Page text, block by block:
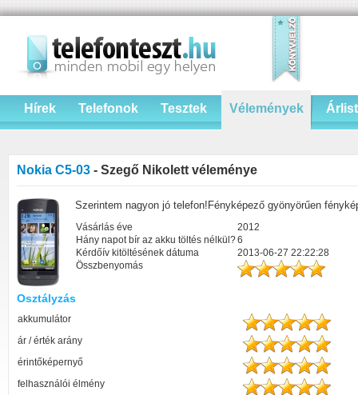
Hírek Telefonok Tesztek Vélemények
Nokia C5-03 - Szegő Nikolett véleménye
Szerintem nagyon jó telefon!Fényképező gyönyörűen
Vásárlás éve
2012
Hány napot bír az akku töltés nélkül?6
Kérdőív kitöltésének dátuma
2013-06-27 22:22:28
Összbenyomás
Osztályzás
akkumulátor
ár / érték arány
érintőképernyő
felhasználói élmény